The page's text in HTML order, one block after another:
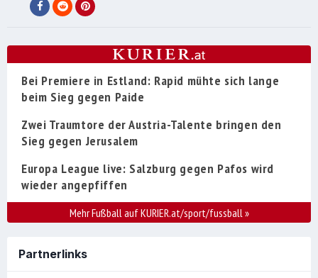
Bei Premiere in Estland: Rapid mühte sich lange
beim Sieg gegen Paide
Zwei Traumtore der Austria-Talente bringen den
Sieg gegen Jerusalem
Europa League live: Salzburg gegen Pafos wird
wieder angepfiffen
Mehr Fußball auf KURIER.at/sport/fussball»
Partnerlinks